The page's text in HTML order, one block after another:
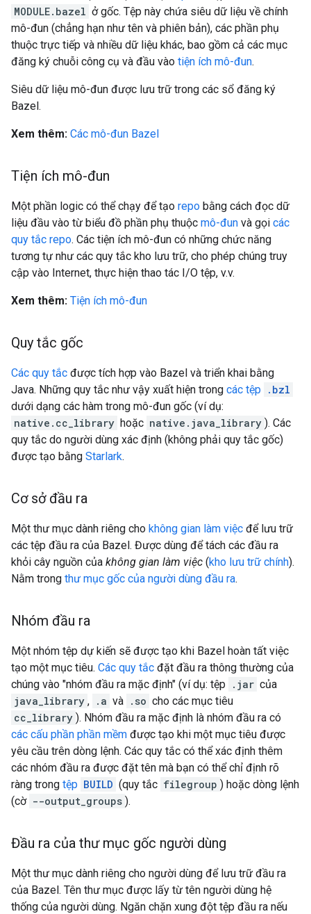
MODULE.bazel ở gốc. Tệp này chứa siêu dữ liệu về chính
mô-đun (chẳng hạn như tên và phiên bản), các phần phụ
thuộc trực tiếp và nhiều dữ liệu khác, bao gồm cả các mục
đăng ký chuỗi công cụ và đầu vào tiện ích mô-đun.
Siêu dữ liệu mô-đun được lưu trữ trong các sổ đăng ký
Bazel.
Xem thêm: Các mô-đun Bazel
Tiện ích mô-đun
Một phần logic có thể chạy để tạo repo bằng cách đọc dữ
liệu đầu vào từ biểu đồ phần phụ thuộc mô-đun và gọi các
quy tắc repo. Các tiện ích mô-đun có những chức năng
tương tự như các quy tắc kho lưu trữ, cho phép chúng truy
cập vào Internet, thực hiện thao tác I/O tệp, v.v.
Xem thêm: Tiện ích mô-đun
Quy tắc gốc
Các quy tắc được tích hợp vào Bazel và triển khai bằng
Java. Những quy tắc như vậy xuất hiện trong các tệp
.bzl
dưới dạng các hàm trong mô-đun gốc (ví dụ:
native.cc_library hoặc native.java_library ). Các
quy tắc do người dùng xác định (không phải quy tắc gốc)
được tạo bằng Starlark.
Cơ sở đầu ra
Một thư mục dành riêng cho không gian làm việc để lưu trữ
các tệp đầu ra của Bazel. Được dùng để tách các đầu ra
khỏi cây nguồn của không gian làm việc (kho lưu trữ chính).
Nằm trong thư mục gốc của người dùng đầu ra.
Nhóm đầu ra
Một nhóm tệp dự kiến sẽ được tạo khi Bazel hoàn tất việc
tạo một mục tiêu. Các quy tắc đặt đầu ra thông thường của
chúng vào "nhóm đầu ra mặc định" (ví dụ: tệp
.jar của
java_library , .a và .so cho các mục tiêu
cc_library ). Nhóm đầu ra mặc định là nhóm đầu ra có
các cấu phần phần mềm được tạo khi một mục tiêu được
yêu cầu trên dòng lệnh. Các quy tắc có thể xác định thêm
các nhóm đầu ra được đặt tên mà bạn có thể chỉ định rõ
ràng trong tệp BUILD (quy tắc filegroup ) hoặc dòng lệnh
(cờ --output_groups ).
Đầu ra của thư mục gốc người dùng
Một thư mục dành riêng cho người dùng để lưu trữ đầu ra
của Bazel. Tên thư mục được lấy từ tên người dùng hệ
thống của người dùng. Ngăn chặn xung đột tệp đầu ra nếu